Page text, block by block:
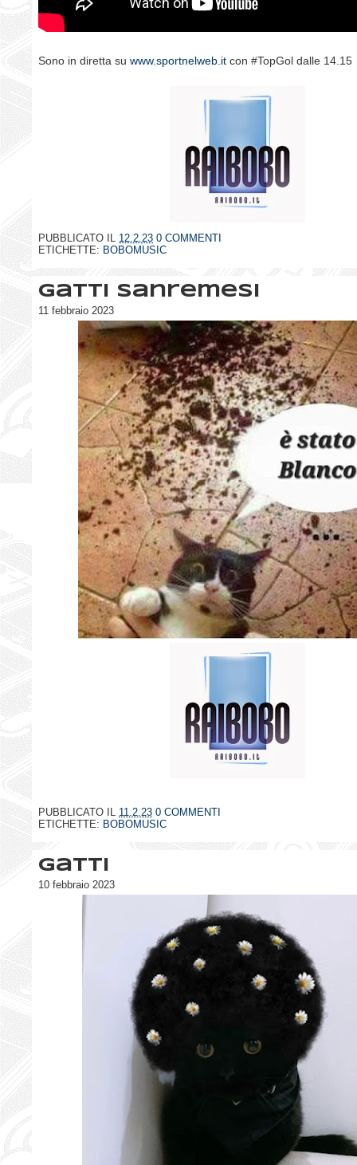
Sono in diretta su www.sportnelweb.it con #TopGol dalle 14.15
PUBBLICATO IL 12.2.23 0 COMMENTI
ETICHETTE: BOBOMUSIC
Gatti sanremesi
11 febbraio 2023
PUBBLICATO IL 11.2.23 0 COMMENTI
ETICHETTE: BOBOMUSIC
Gatti
10 febbraio 2023